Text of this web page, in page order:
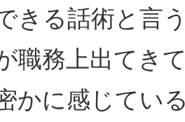
きる話術と言
職務上出てき
かに感じてい